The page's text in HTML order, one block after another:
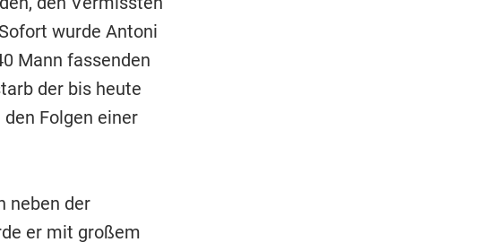
wurde Antoni
Mann fassenden
der bis heute
Folgen einer
neben der
er mit großem